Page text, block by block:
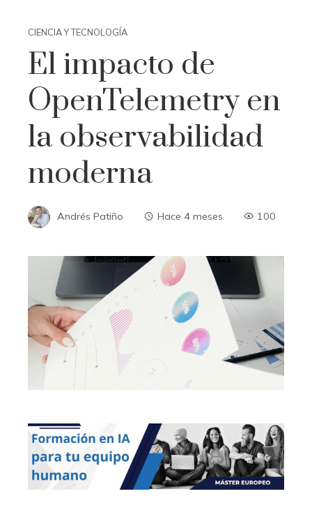
CIENCIA Y TECNOLOGÍA
El impacto de
OpenTelemetry en
la observabilidad
moderna
Andrés Patiño Hace 4 meses 100